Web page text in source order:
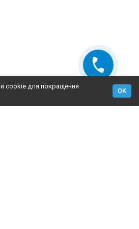
cookie для покращення
OK